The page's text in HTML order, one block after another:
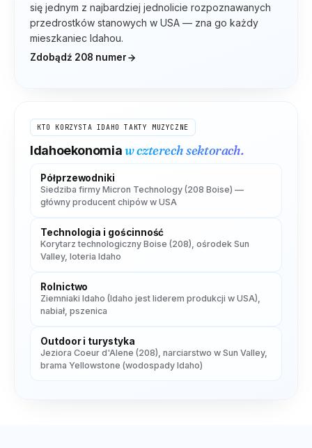
się jednym z najbardziej jednolicie rozpoznawanych
przedrostków stanowych w USA — zna go każdy
mieszkaniec Idahou.
Zdobądź 208 numer
KTO KORZYSTA IDAHO TAKTY MUZYCZNE
Idahoekonomiaw czterech sektorach.
Półprzewodniki
Siedziba firmy Micron Technology (208 Boise) —
główny producent chipów w USA
Technologia i gościnność
Korytarz technologiczny Boise (208), ośrodek Sun
Valley, loteria Idaho
Rolnictwo
Ziemniaki Idaho (Idaho jest liderem produkcji w USA),
nabiał, pszenica
Outdoor i turystyka
Jeziora Coeur d'Alene (208), narciarstwo w Sun Valley,
brama Yellowstone (wodospady Idaho)